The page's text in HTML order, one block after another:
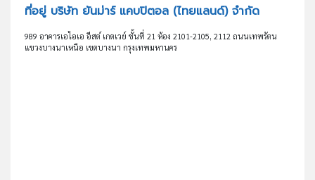
ที่อยู่ บริษัท ยันม่าร์ แคบปิตอล (ไทยแลนด์) จำกัด
989 อาคารเอไอเอ อีสต์ เกตเวย์ ชั้นที่ 21 ห้อง 2101-2105, 2112 ถนนเทพรัตน
แขวงบางนาเหนือ เขตบางนา กรุงเทพมหานคร